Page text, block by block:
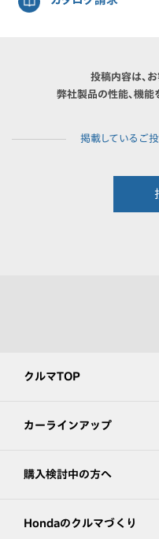
投稿内容は、
弊社製品の性能、機能
クルマTOP
カーラインアップ
購入検討中の方へ
Hondaのクルマづくり